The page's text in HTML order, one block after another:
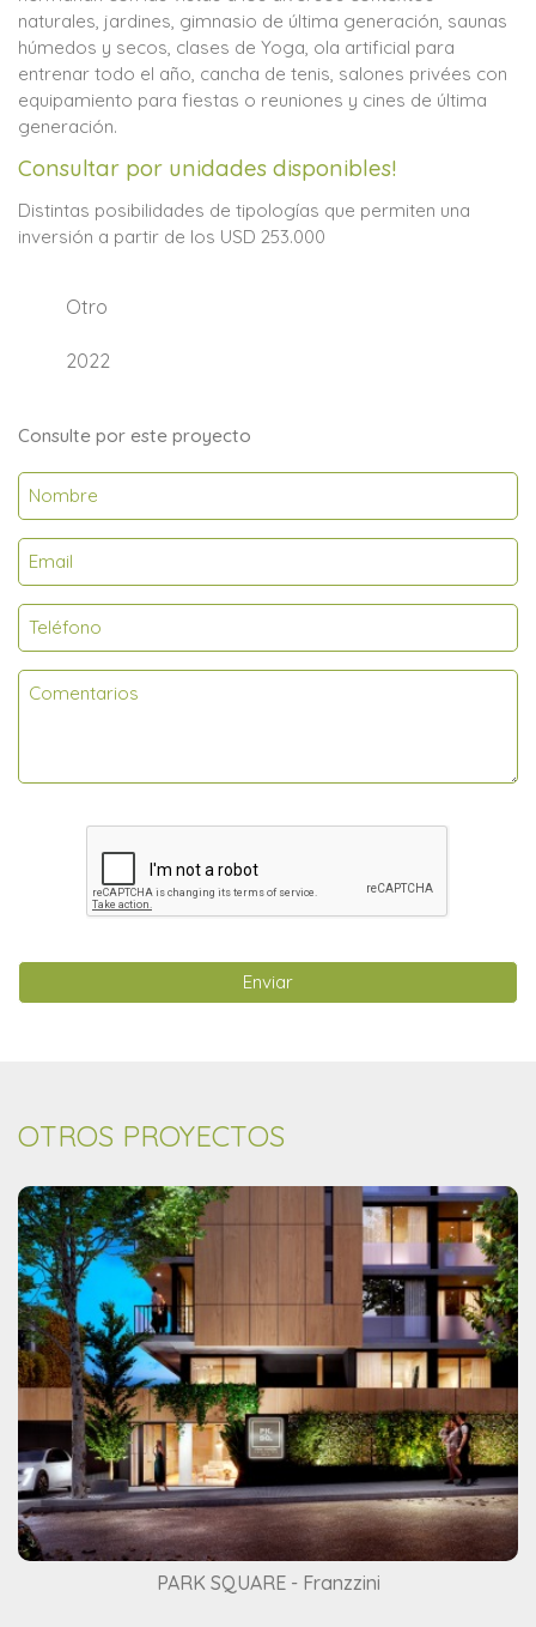
naturales, jardines, gimnasio de última generación, saunas
húmedos y secos, clases de Yoga, ola artificial para
entrenar todo el año, cancha de tenis, salones privées con
equipamiento para fiestas o reuniones y cines de última
generación.
Consultar por unidades disponibles!
Distintas posibilidades de tipologías que permiten una
inversión a partir de los USD 253.000
Otro
2022
Consulte por este proyecto
Enviar
OTROS PROYECTOS
PARK SQUARE - Franzzini